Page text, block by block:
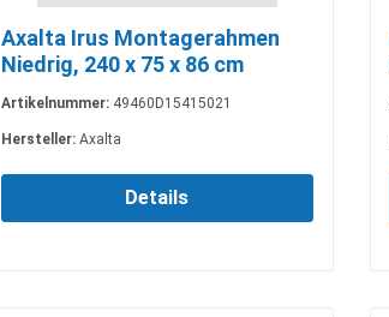
Axalta Irus Montagerahmen
Niedrig, 240 x 75 x 86 cm
Artikelnummer: 49460D15415021
Hersteller: Axalta
Details